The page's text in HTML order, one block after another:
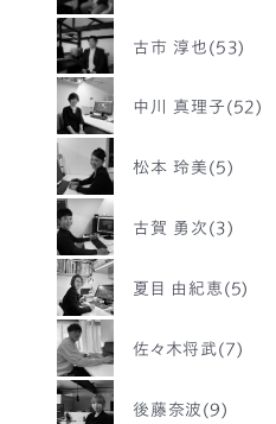
古市 淳也(53)
中川 真理子(52)
松本 玲美(5)
古賀 勇次(3)
夏目 由紀恵(5)
佐々木将武(7)
後藤奈波(9)